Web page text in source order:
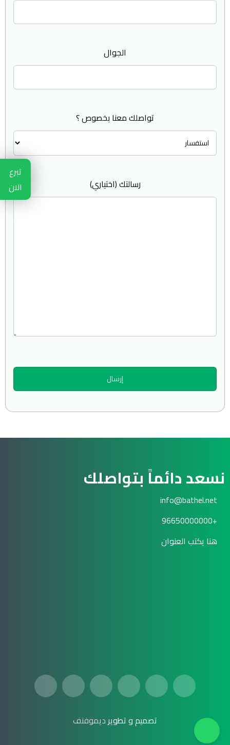
تبرع
الان
الجوال
تواصلك معنا بخصوص ؟
رسالتك (اختياري)
نسعد دائماً بتواصلك
info@bathel.net
+96650000000
هنا يكتب العنوان
تصميم و تطويرديموفنف